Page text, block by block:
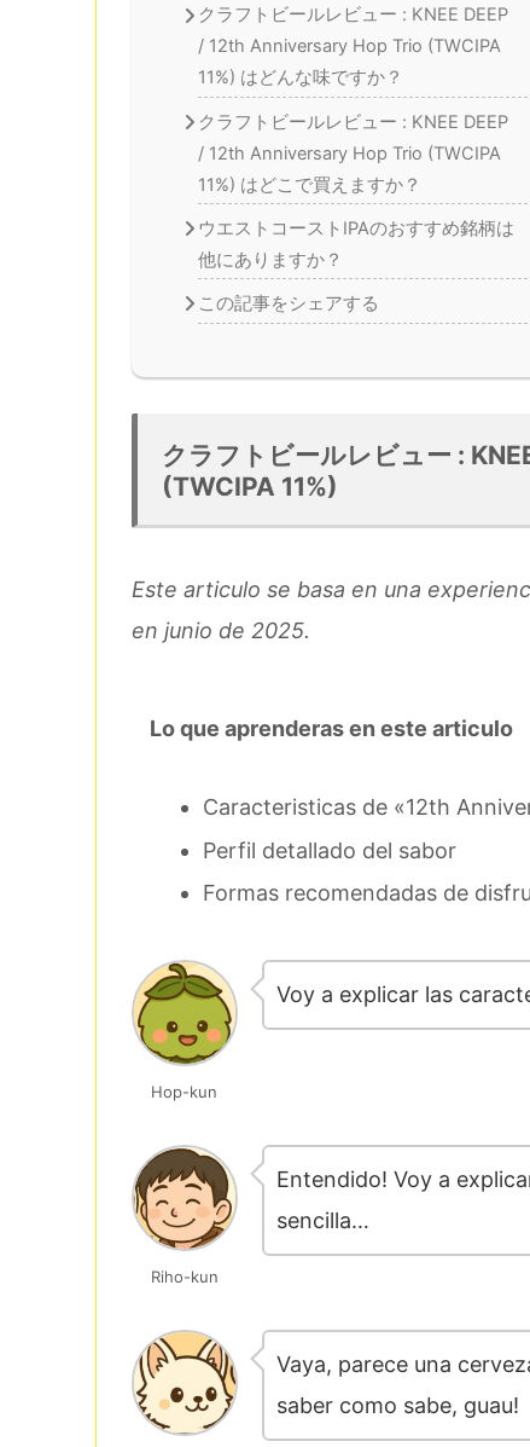
クラフトビールレビュー : KNEE DEEP
/ 12th Anniversary Hop Trio (TWCIPA
11%) はどんな味ですか？
クラフトビールレビュー : KNEE DEEP
/ 12th Anniversary Hop Trio (TWCIPA
11%) はどこで買えますか？
ウエストコーストIPAのおすすめ銘柄は
他にありますか？
この記事をシェアする
クラフトビールレビュー :
(TWCIPA 11%)
Este articulo se basa en una
en junio de 2025.
Lo que aprenderas en este articulo
Caracteristicas de «12th
Perfil detallado del sabor
Formas recomendadas de
Hop-kun
Voy a explicar las
Riho-kun
Entendido! Voy a
sencilla…
Vaya, parece una
saber como sabe, guau!